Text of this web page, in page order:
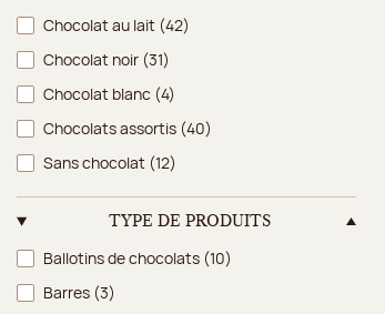
Type de chocolat
Chocolat au lait (42)
Chocolat noir (31)
Chocolat blanc (4)
Chocolats assortis (40)
Sans chocolat (12)
TYPE DE PRODUITS
Type de produits
Ballotins de chocolats (10)
Barres (3)